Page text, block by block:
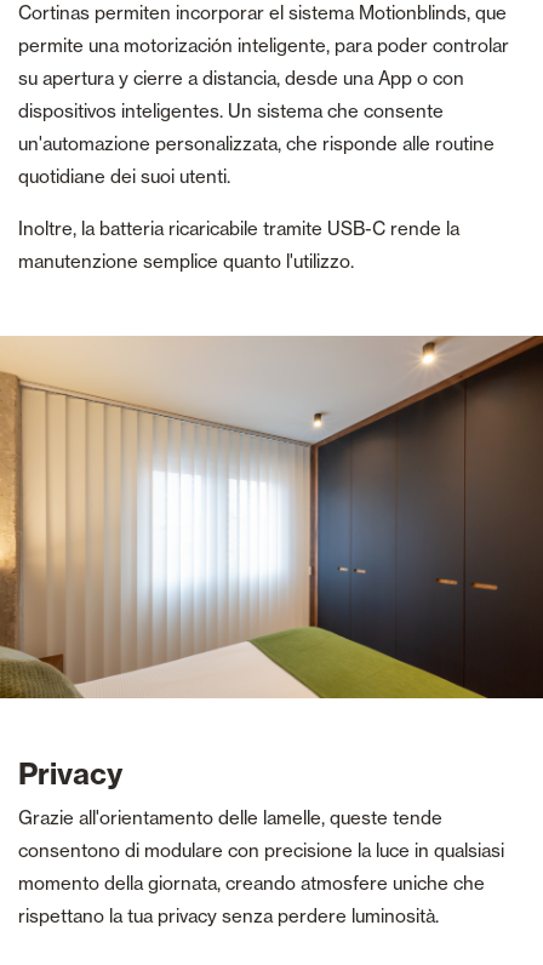
Cortinas permiten incorporar el sistema Motionblinds, que
permite una motorización inteligente, para poder controlar
su apertura y cierre a distancia, desde una App o con
dispositivos inteligentes. Un sistema che consente
un'automazione personalizzata, che risponde alle routine
quotidiane dei suoi utenti.
Inoltre, la batteria ricaricabile tramite USB-C rende la
manutenzione semplice quanto l'utilizzo.
Privacy
Grazie all'orientamento delle lamelle, queste tende
consentono di modulare con precisione la luce in qualsiasi
momento della giornata, creando atmosfere uniche che
rispettano la tua privacy senza perdere luminosità.